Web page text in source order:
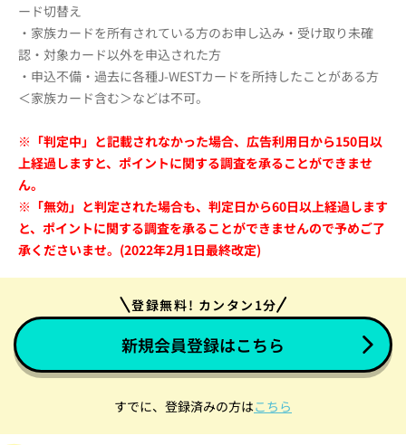
ード切替え
・家族カードを所有されている方のお申し込み・受け取り未確
認・対象カード以外を申込された方
・申込不備・過去に各種J-WESTカードを所持したことがある方
＜家族カード含む＞などは不可。
※「判定中」と記載されなかった場合、広告利用日から150日以
上経過しますと、ポイントに関する調査を承ることができませ
ん。
※「無効」と判定された場合も、判定日から60日以上経過します
と、ポイントに関する調査を承ることができませんので予めご了
承くださいませ。(2022年2月1日最終改定)
登録無料! カンタン1分
新規会員登録はこちら
すでに、登録済みの方はこちら